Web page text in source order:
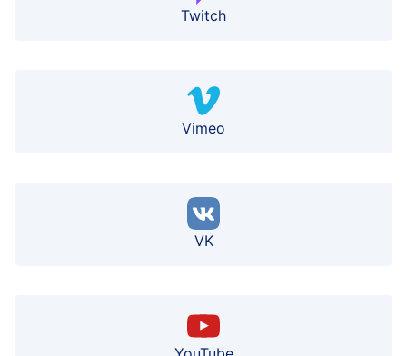
Twitch
Vimeo
VK